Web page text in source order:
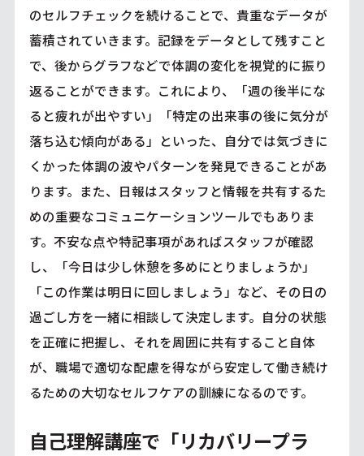
のセルフチェックを続けることで、貴重なデータが
蓄積されていきます。記録をデータとして残すこと
で、後からグラフなどで体調の変化を視覚的に振り
返ることができます。これにより、「週の後半にな
ると疲れが出やすい」「特定の出来事の後に気分が
落ち込む傾向がある」といった、自分では気づきに
くかった体調の波やパターンを発見できることがあ
ります。また、日報はスタッフと情報を共有するた
めの重要なコミュニケーションツールでもありま
す。不安な点や特記事項があればスタッフが確認
し、「今日は少し休憩を多めにとりましょうか」
「この作業は明日に回しましょう」など、その日の
過ごし方を一緒に相談して決定します。自分の状態
を正確に把握し、それを周囲に共有すること自体
が、職場で適切な配慮を得ながら安定して働き続け
るための大切なセルフケアの訓練になるのです。
自己理解講座で「リカバリープラ